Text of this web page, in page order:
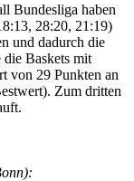
Bundesliga haben
28:20, 21:19)
und dadurch die
Baskets mit
von 29 Punkten an
Zum dritten